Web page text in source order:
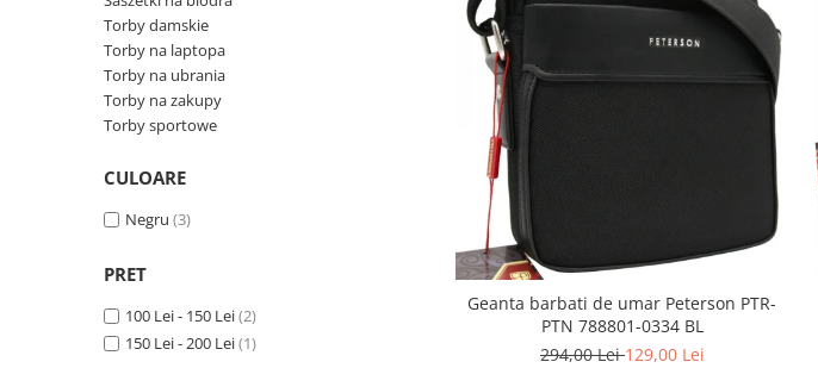
Torby damskie
Torby na laptopa
Torby na ubrania
Torby na zakupy
Torby sportowe
CULOARE
Negru (3)
PRET
100 Lei - 150 Lei(2)
150 Lei - 200 Lei(1)
Geanta barbati de umar Peterson PTR-
PTN 788801-0334 BL
294,00 Lei129,00 Lei